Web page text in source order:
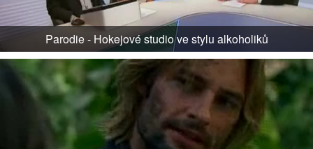
Parodie - Hokejové studio ve stylu alkoholiků